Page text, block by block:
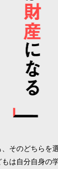
そのどちらを
は自分自身の